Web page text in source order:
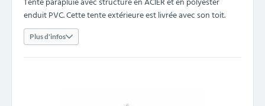
enduit PVC. Cette tente extérieure est livrée avec son toit.
Plus d'infos